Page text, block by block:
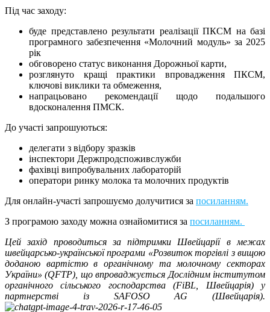
Під час заходу:
буде представлено результати реалізації ПКСМ на базі
програмного забезпечення «Молочний модуль» за 2025
рік
обговорено статус виконання Дорожньої карти,
розглянуто кращі практики впровадження ПКСМ,
ключові виклики та обмеження,
напрацьовано рекомендації щодо подальшого
вдосконалення ПМСК.
До участі запрошуються:
делегати з відбору зразків
інспектори Держпродспоживслужби
фахівці випробувальних лабораторій
оператори ринку молока та молочних продуктів
Для онлайн-участі запрошуємо долучитися за посиланням.
З програмою заходу можна ознайомитися за посиланням.
Цей захід проводиться за підтримки Швейцарії в межах
швейцарсько-української програми «Розвиток торгівлі з вищою
доданою вартістю в органічному та молочному секторах
України» (QFTP), що впроваджується Дослідним інститутом
органічного сільського господарства (FiBL, Швейцарія) у
партнерстві із SAFOSO AG (Швейцарія).